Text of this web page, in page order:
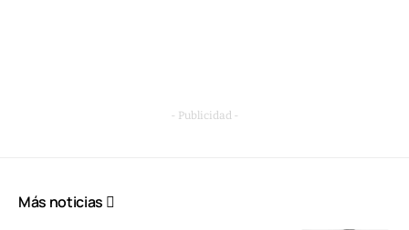
- Publicidad -
Más noticias